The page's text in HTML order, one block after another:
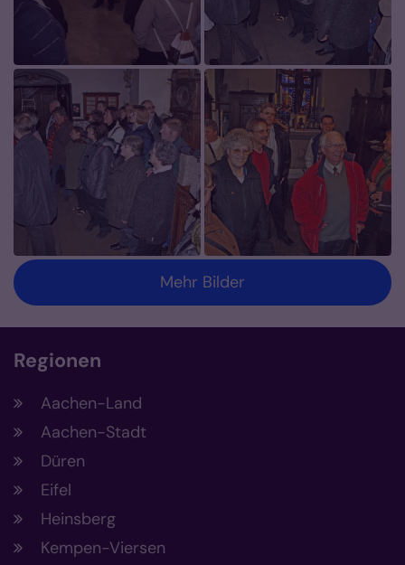
Mehr Bilder
Regionen
Aachen-Land
Aachen-Stadt
Düren
Eifel
Heinsberg
Kempen-Viersen